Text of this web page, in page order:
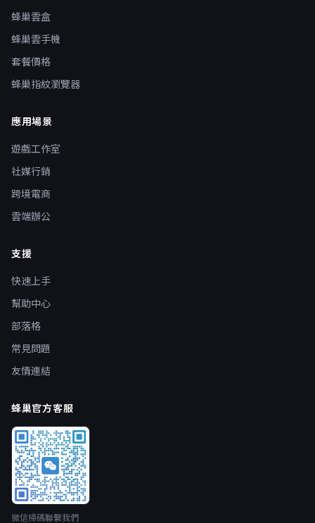
蜂巢雲盒
蜂巢雲手機
套餐價格
蜂巢指紋瀏覽器
應用場景
遊戲工作室
社媒行銷
跨境電商
雲端辦公
支援
快速上手
幫助中心
部落格
常見問題
友情連結
蜂巢官方客服
微信掃碼聯繫我們